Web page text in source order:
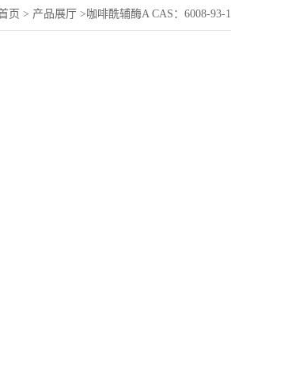
页 > 产品展厅 > 咖啡酰辅酶A CAS：6008-93-1